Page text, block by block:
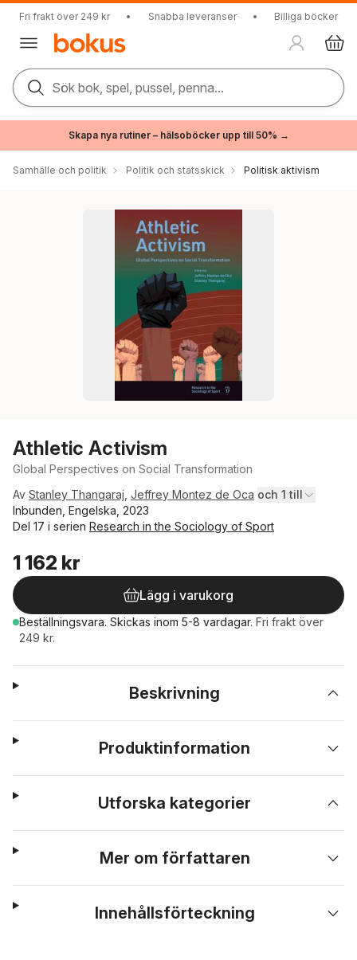
Fri frakt över 249 kr • Snabba leveranser • Billiga böcker
Sök bok, spel, pussel, penna...
Skapa nya rutiner – hälsoböcker upp till 50% →
Samhälle och politik Politik och statsskick Politisk aktivism
Athletic Activism
Global Perspectives on Social Transformation
Av Stanley Thangaraj Jeffrey Montez de Oca och 1 till
Inbunden, Engelska, 2023
Del 17 i serien Research in the Sociology of Sport
1 162 kr
Lägg i varukorg
Beställningsvara. Skickas inom 5-8 vardagar. Fri frakt över
249 kr.
Beskrivning
Produktinformation
Utforska kategorier
Mer om författaren
Innehållsförteckning